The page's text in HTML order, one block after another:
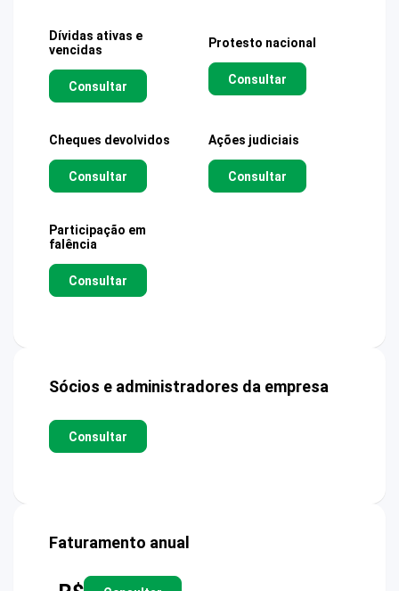
Dívidas ativas e
vencidas
Consultar
Protesto nacional
Consultar
Cheques devolvidos
Consultar
Ações judiciais
Consultar
Participação em
falência
Consultar
Sócios e administradores da empresa
Consultar
Faturamento anual